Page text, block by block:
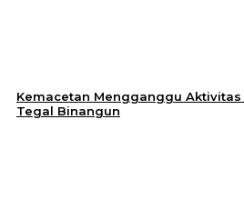
Kemacetan Mengganggu
Tegal Binangun